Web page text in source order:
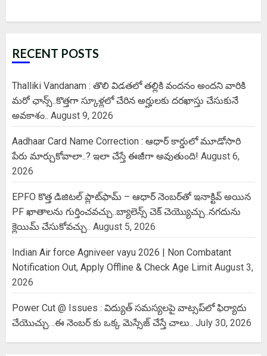
RECENT POSTS
Thalliki Vandanam : తొలి విడతలో తల్లికి వందనం అందని వారికి
మరో ఛాన్స్..కొత్తగా స్కూళ్లలో చేరిన అర్హులకు దరఖాస్తు చేసుకునే
అవకాశం.. August 9, 2026
Aadhaar Card Name Correction : ఆధార్ కార్డులో మూడోసారి
పేరు మార్చుకోవాలా..? ఇలా చేస్తే ఈజీగా అవుతుంది! August 6,
2026
EPFO కొత్త డిజిటల్ ప్లాట్‌ఫామ్‌ – ఆధార్ నెంబర్‌తో ఇనాక్టివ్ అయిన
PF ఖాతాలను గుర్తించవచ్చు..బ్యాలెన్స్ చెక్ చెయ్యొచ్చు..నగదును
క్లెయిమ్ చేసుకోవచ్చు.. August 5, 2026
Indian Air force Agniveer vayu 2026 | Non Combatant
Notification Out, Apply Offline & Check Age Limit August 3,
2026
Power Cut @ Issues : విద్యుత్ సమస్యలపై వాట్సప్‌లో ఫిర్యాదు
చేయొచ్చు…ఈ నెంబర్ కు ఒక్క మెస్సేజ్ చేస్తే చాలు.. July 30, 2026